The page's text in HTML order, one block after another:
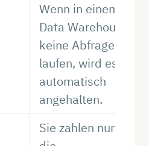
Wenn in einem
Data Warehouse
keine Abfragen
laufen, wird es
automatisch
angehalten.
Sie zahlen nur für